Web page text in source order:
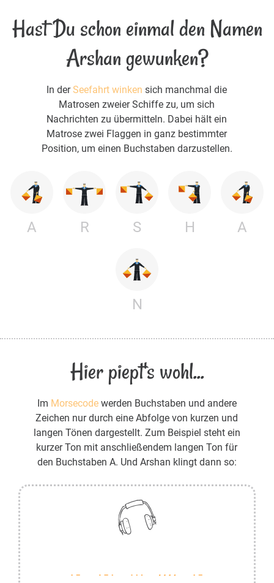
Hast Du schon einmal den Namen
Arshan gewunken?
In derSeefahrt winken sich manchmal die
Matrosen zweier Schiffe zu, um sich
Nachrichten zu übermitteln. Dabei hält ein
Matrose zwei Flaggen in ganz bestimmter
Position, um einen Buchstaben darzustellen.
A R S H A
N
Hier piept's wohl...
Im Morsecodewerden Buchstaben und andere
Zeichen nur durch eine Abfolge von kurzen und
langen Tönen dargestellt. Zum Beispiel steht ein
kurzer Ton mit anschließendem langen Ton für
den Buchstaben A. Und Arshan klingt dann so: